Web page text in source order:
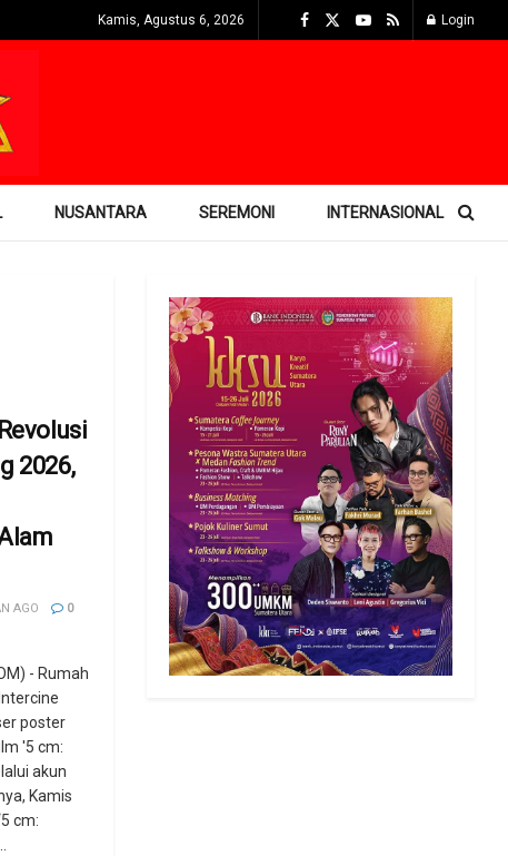
Kamis, Agustus 6, 2026 Login
NUSANTARA SEREMONI INTERNASIONAL
2026,
AGO 0
- Rumah
poster
'5 cm:
akun
Kamis
cm: